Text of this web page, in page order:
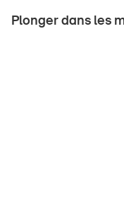
Plonger dans les